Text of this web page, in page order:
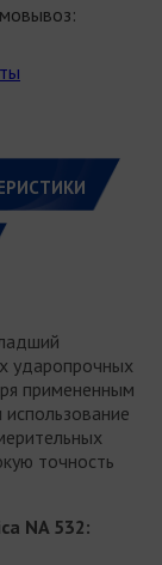
ударопрочных
примененным
точность
NA 532: